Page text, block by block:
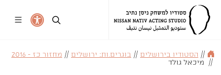
// הסטודיו בירושלים // בוגרים.ות: ירושלים // מחזור כז - 2016
// מיכאל גולד